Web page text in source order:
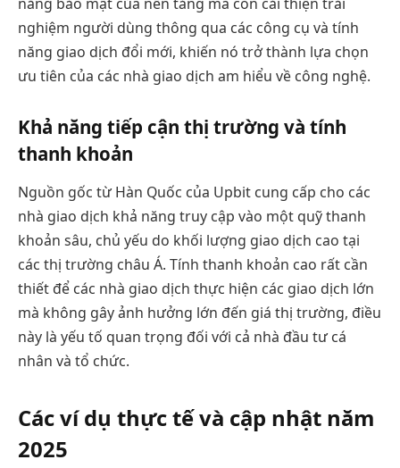
nghiệm người dùng thông qua các công cụ và tính
năng giao dịch đổi mới, khiến nó trở thành lựa chọn
ưu tiên của các nhà giao dịch am hiểu về công nghệ.
Khả năng tiếp cận thị trường và tính
thanh khoản
Nguồn gốc từ Hàn Quốc của Upbit cung cấp cho các
nhà giao dịch khả năng truy cập vào một quỹ thanh
khoản sâu, chủ yếu do khối lượng giao dịch cao tại
các thị trường châu Á. Tính thanh khoản cao rất cần
thiết để các nhà giao dịch thực hiện các giao dịch lớn
mà không gây ảnh hưởng lớn đến giá thị trường, điều
này là yếu tố quan trọng đối với cả nhà đầu tư cá
nhân và tổ chức.
Các ví dụ thực tế và cập nhật năm
2025